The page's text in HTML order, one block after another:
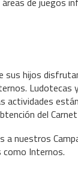
sus hijos
del
nuestros
Internos.